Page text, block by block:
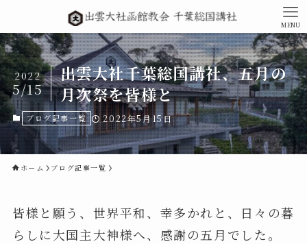
MENU
出雲大社千葉総国講社、五月の
月次祭を皆様と
2022
5/15
ブログ記事一覧 2022年5月15日
ホーム ブログ記事一覧
皆様と願う、世界平和、幸多かれと、日々の暮
らしに大国主大神様へ、感謝の五月でした。